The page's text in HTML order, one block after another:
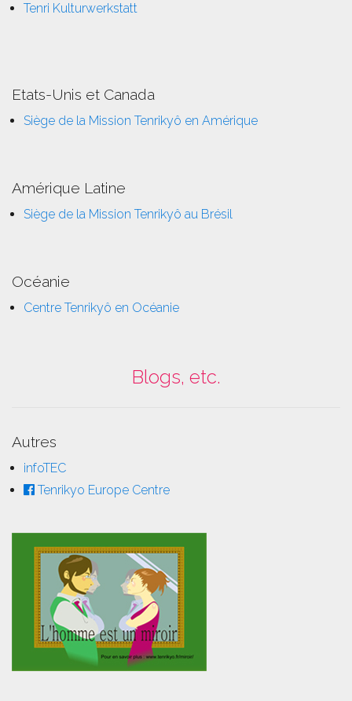
Tenri Kulturwerkstatt
Etats-Unis et Canada
Siège de la Mission Tenrikyô en Amérique
Amérique Latine
Siège de la Mission Tenrikyô au Brésil
Océanie
Centre Tenrikyô en Océanie
Blogs, etc.
Autres
infoTEC
Tenrikyo Europe Centre